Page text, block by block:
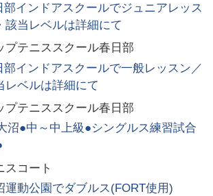
部インドアスクールでジュニアレッス
該当レベルは詳細にて
プテニススクール春日部
部インドアスクールで一般レッスン／
レベルは詳細にて
プテニススクール春日部
沼●中～中上級●シングルス練習試合
スコート
運動公園でダブルス(FORT使用)